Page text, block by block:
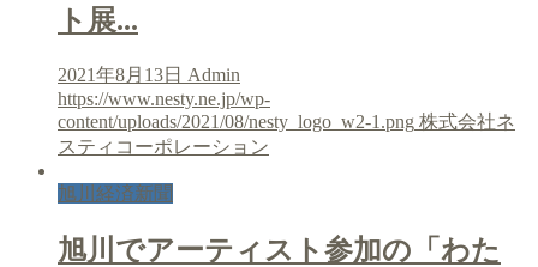
ト展...
2021年8月13日 Admin
https://www.nesty.ne.jp/wp-
content/uploads/2021/08/nesty_logo_w2-1.png 株式会社ネ
スティコーポレーション
旭川経済新聞
旭川でアーティスト参加の「わた